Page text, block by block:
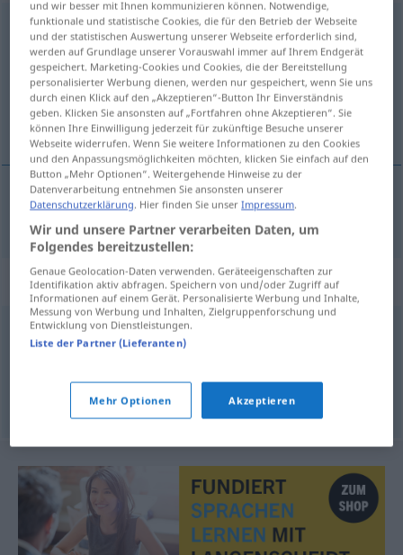
Beschuldigungf <Beschuldigung;-en>
Übersicht aller Übersetzungen
(Für mehr Details die Übersetzung anklicken/antippen)
obvinĕní
obvinĕnín Beschuldigung
Synonyme für "Beschuldigung"
Unterstellung,Verdächtigung
© OpenThesaurus.de
und wir besser mit Ihnen kommunizieren können. Notwendige,
funktionale und statistische Cookies, die für den Betrieb der Webseite
und der statistischen Auswertung unserer Webseite erforderlich sind,
werden auf Grundlage unserer Vorauswahl immer auf Ihrem Endgerät
gespeichert. Marketing-Cookies und Cookies, die der Bereitstellung
personalisierter Werbung dienen, werden nur gespeichert, wenn Sie uns
durch einen Klick auf den „Akzeptieren“-Button Ihr Einverständnis
geben. Klicken Sie ansonsten auf „Fortfahren ohne Akzeptieren“. Sie
können Ihre Einwilligung jederzeit für zukünftige Besuche unserer
Webseite widerrufen. Wenn Sie weitere Informationen zu den Cookies
und den Anpassungsmöglichkeiten möchten, klicken Sie einfach auf den
Button „Mehr Optionen“. Weitergehende Hinweise zu der
Datenverarbeitung entnehmen Sie ansonsten unserer
Datenschutzerklärung. Hier finden Sie unserImpressum.
Wir und unsere Partner verarbeiten Daten, um
Folgendes bereitzustellen:
Genaue Geolocation-Daten verwenden. Geräteeigenschaften zur
Identifikation aktiv abfragen. Speichern von und/oder Zugriff auf
Informationen auf einem Gerät. Personalisierte Werbung und Inhalte,
Messung von Werbung und Inhalten, Zielgruppenforschung und
Entwicklung von Dienstleistungen.
Liste der Partner (Lieferanten)
Mehr Optionen Akzeptieren